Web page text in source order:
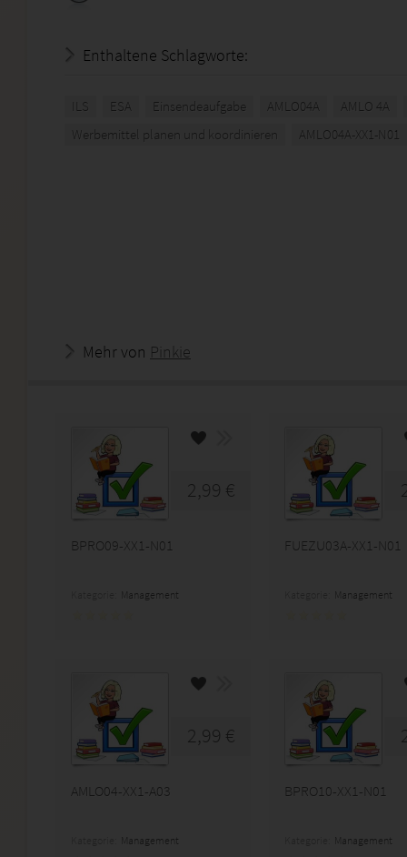
Enthaltene Schlagworte:
ILS ESA Einsendeaufgabe AMLO04A
AMLO 4A
Werbemittel planen und koordinieren
AMLO04A-XX1-N01
Mehr von Pinkie
2,99 €
BPRO09-XX1-N01
Management
FUEZU03A-XX1-N01
Management
2,99 €
AMLO04-XX1-A03
Management
BPRO10-XX1-N01
Management